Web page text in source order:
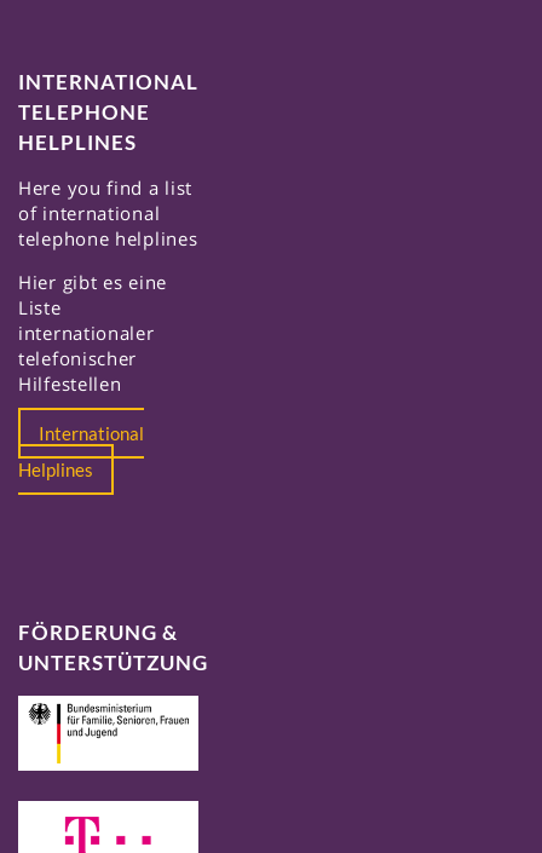
INTERNATIONAL
TELEPHONE
HELPLINES
Here you find a list
of international
telephone helplines
Hier gibt es eine
Liste
internationaler
telefonischer
Hilfestellen
International
Helplines
FÖRDERUNG &
UNTERSTÜTZUNG